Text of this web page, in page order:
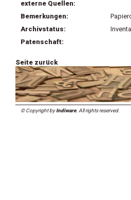
externe Quellen:
Bemerkungen:
Archivstatus:
Patenschaft:
Seite zurück
© Copyright byIndiware. All rights reserved.